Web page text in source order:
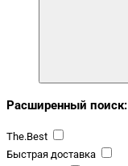
Расширенный поиск:
The.Best
Быстрая доставка